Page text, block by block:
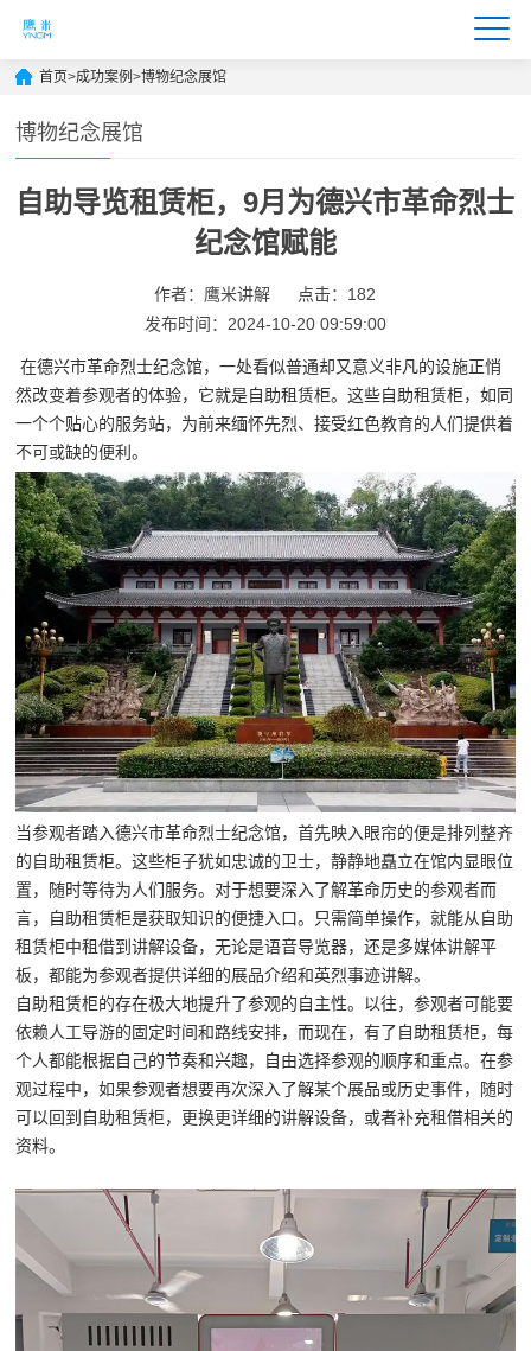
首页>成功案例>博物纪念展馆
博物纪念展馆
自助导览租赁柜，9月为德兴市革命烈士
纪念馆赋能
作者：鹰米讲解
点击：182
发布时间：2024-10-20 09:59:00
在德兴市革命烈士纪念馆，一处看似普通却又意义非凡的设施正悄
然改变着参观者的体验，它就是自助租赁柜。这些自助租赁柜，如同
一个个贴心的服务站，为前来缅怀先烈、接受红色教育的人们提供着
不可或缺的便利。
当参观者踏入德兴市革命烈士纪念馆，首先映入眼帘的便是排列整齐
的自助租赁柜。这些柜子犹如忠诚的卫士，静静地矗立在馆内显眼位
置，随时等待为人们服务。对于想要深入了解革命历史的参观者而
言，自助租赁柜是获取知识的便捷入口。只需简单操作，就能从自助
租赁柜中租借到讲解设备，无论是语音导览器，还是多媒体讲解平
板，都能为参观者提供详细的展品介绍和英烈事迹讲解。
自助租赁柜的存在极大地提升了参观的自主性。以往，参观者可能要
依赖人工导游的固定时间和路线安排，而现在，有了自助租赁柜，每
个人都能根据自己的节奏和兴趣，自由选择参观的顺序和重点。在参
观过程中，如果参观者想要再次深入了解某个展品或历史事件，随时
可以回到自助租赁柜，更换更详细的讲解设备，或者补充租借相关的
资料。